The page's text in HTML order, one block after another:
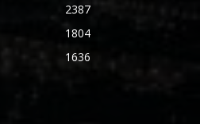
2387
1804
1636